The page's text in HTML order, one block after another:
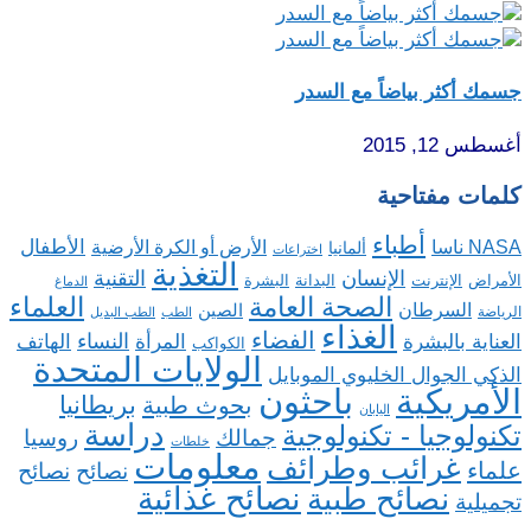
جسمك أكثر بياضاً مع السدر
أغسطس 12, 2015
كلمات مفتاحية
NASA ناسا أطباء ألمانيا اختراعات الأرض أو الكرة الأرضية الأطفال
الأمراض الإنترنت الإنسان البدانة البشرة التغذية التقنية الدماغ
الرياضة السرطان الصحة العامة الصين الطب الطب البديل العلماء
العناية بالبشرة الغذاء الفضاء الكواكب المرأة النساء
الهاتف
الذكي الجوال الخليوي الموبايل
الولايات المتحدة
الأمريكية
اليابان باحثون بحوث طبية بريطانيا
تكنولوجيا - تكنولوجية جمالك خلطات دراسة روسيا
علماء غرائب وطرائف معلومات نصائح نصائح
تجميلية نصائح طبية نصائح غذائية